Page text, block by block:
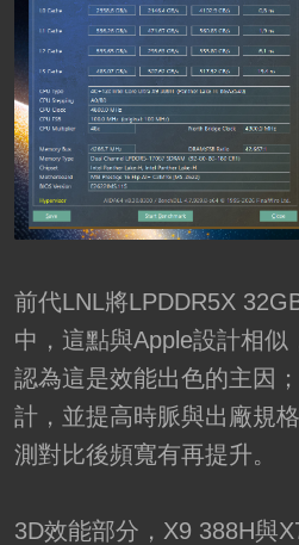
前代LNL將LPDDR5X
中，這點與Apple設計相似
認為這是效能出色的主因
計，並提高時脈與出廠規
測對比後頻寬有再提升。
3D效能部分，X9 388H與